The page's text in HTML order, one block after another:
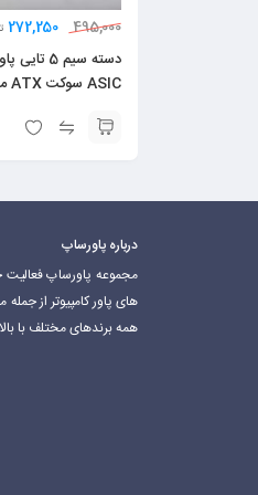
495,000
272,250
دسته سیم 5
ASIC سوکت ATX مشکی 6 پین
درباره پاورساپ
های پاور کامپیوتر از
همه برندهای مختلف با